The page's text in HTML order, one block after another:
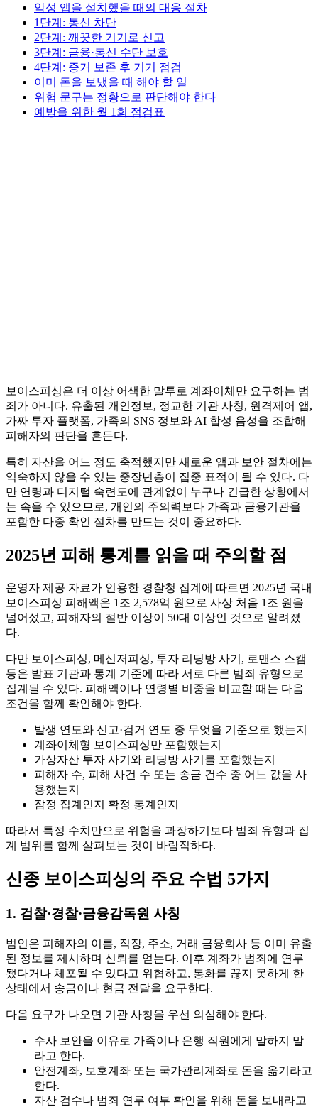
악성 앱을 설치했을 때의 대응 절차
1단계: 통신 차단
2단계: 깨끗한 기기로 신고
3단계: 금융·통신 수단 보호
4단계: 증거 보존 후 기기 점검
이미 돈을 보냈을 때 해야 할 일
위험 문구는 정황으로 판단해야 한다
예방을 위한 월 1회 점검표
보이스피싱은 더 이상 어색한 말투로 계좌이체만 요구하는 범
죄가 아니다. 유출된 개인정보, 정교한 기관 사칭, 원격제어 앱,
가짜 투자 플랫폼, 가족의 SNS 정보와 AI 합성 음성을 조합해
피해자의 판단을 흔든다.
특히 자산을 어느 정도 축적했지만 새로운 앱과 보안 절차에는
익숙하지 않을 수 있는 중장년층이 집중 표적이 될 수 있다. 다
만 연령과 디지털 숙련도에 관계없이 누구나 긴급한 상황에서
는 속을 수 있으므로, 개인의 주의력보다 가족과 금융기관을
포함한 다중 확인 절차를 만드는 것이 중요하다.
2025년 피해 통계를 읽을 때 주의할 점
운영자 제공 자료가 인용한 경찰청 집계에 따르면 2025년 국내
보이스피싱 피해액은 1조 2,578억 원으로 사상 처음 1조 원을
넘어섰고, 피해자의 절반 이상이 50대 이상인 것으로 알려졌
다.
다만 보이스피싱, 메신저피싱, 투자 리딩방 사기, 로맨스 스캠
등은 발표 기관과 통계 기준에 따라 서로 다른 범죄 유형으로
집계될 수 있다. 피해액이나 연령별 비중을 비교할 때는 다음
조건을 함께 확인해야 한다.
발생 연도와 신고·검거 연도 중 무엇을 기준으로 했는지
계좌이체형 보이스피싱만 포함했는지
가상자산 투자 사기와 리딩방 사기를 포함했는지
피해자 수, 피해 사건 수 또는 송금 건수 중 어느 값을 사
용했는지
잠정 집계인지 확정 통계인지
따라서 특정 수치만으로 위험을 과장하기보다 범죄 유형과 집
계 범위를 함께 살펴보는 것이 바람직하다.
신종 보이스피싱의 주요 수법 5가지
1. 검찰·경찰·금융감독원 사칭
범인은 피해자의 이름, 직장, 주소, 거래 금융회사 등 이미 유출
된 정보를 제시하며 신뢰를 얻는다. 이후 계좌가 범죄에 연루
됐다거나 체포될 수 있다고 위협하고, 통화를 끊지 못하게 한
상태에서 송금이나 현금 전달을 요구한다.
다음 요구가 나오면 기관 사칭을 우선 의심해야 한다.
수사 보안을 이유로 가족이나 은행 직원에게 말하지 말
라고 한다.
안전계좌, 보호계좌 또는 국가관리계좌로 돈을 옮기라고
한다.
자산 검수나 범죄 연루 여부 확인을 위해 돈을 보내라고